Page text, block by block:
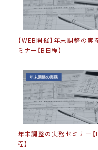
【WEB開催】年末調整の実
ミナー【B日程】
年末調整の実務セミナー【
程】